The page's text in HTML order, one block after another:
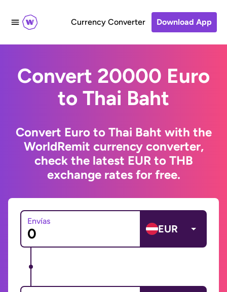
Currency Converter Download App
Convert 20000 Euro
to Thai Baht
Convert Euro to Thai Baht with the
WorldRemit currency converter,
check the latest EUR to THB
exchange rates for free.
Envías
EUR